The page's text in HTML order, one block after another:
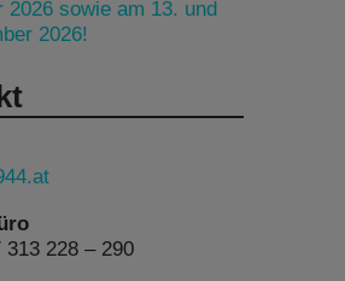
2026 sowie am 13. und
2026!
313 228 – 290